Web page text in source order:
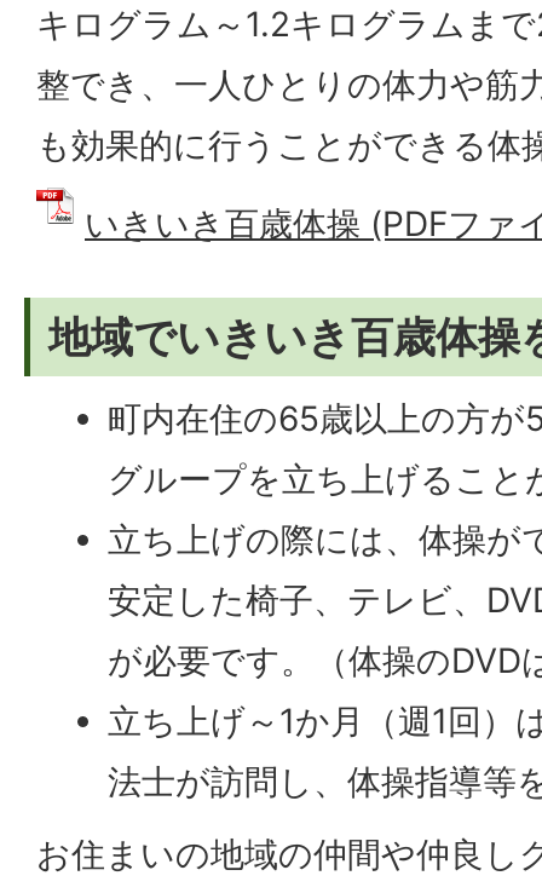
キログラム～1.2キログラムま
整でき、一人ひとりの体力や筋
も効果的に行うことができる体
いきいき百歳体操 (PDFファ
地域でいきいき百歳体操
町内在住の65歳以上の方
グループを立ち上げること
立ち上げの際には、体操が
安定した椅子、テレビ、
が必要です。（体操のDVD
立ち上げ～1か月（週1回）
法士が訪問し、体操指導等
お住まいの地域の仲間や仲良し